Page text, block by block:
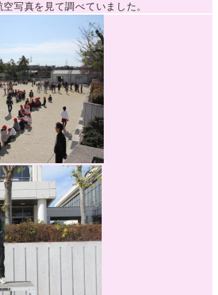
写真を見て調べていました。